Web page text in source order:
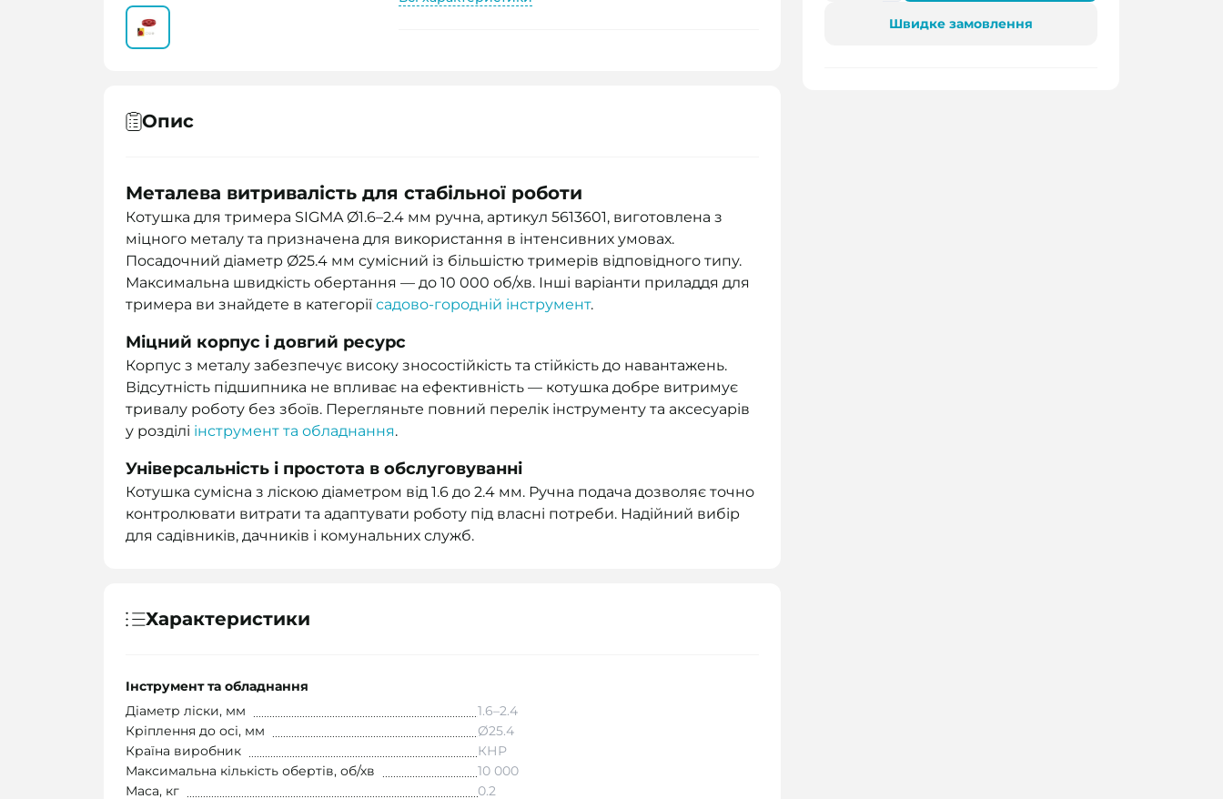
Швидке замовлення
Опис
Металева витривалість для стабільної роботи
Котушка для тримера SIGMA Ø1.6–2.4 мм ручна, артикул 5613601, виготовлена з
міцного металу та призначена для використання в інтенсивних умовах.
Посадочний діаметр Ø25.4 мм сумісний із більшістю тримерів відповідного типу.
Максимальна швидкість обертання — до 10 000 об/хв. Інші варіанти приладдя для
тримера ви знайдете в категорії садово-городній інструмент.
Міцний корпус і довгий ресурс
Корпус з металу забезпечує високу зносостійкість та стійкість до навантажень.
Відсутність підшипника не впливає на ефективність — котушка добре витримує
тривалу роботу без збоїв. Перегляньте повний перелік інструменту та аксесуарів
у розділі інструмент та обладнання.
Універсальність і простота в обслуговуванні
Котушка сумісна з ліскою діаметром від 1.6 до 2.4 мм. Ручна подача дозволяє точно
контролювати витрати та адаптувати роботу під власні потреби. Надійний вибір
для садівників, дачників і комунальних служб.
Характеристики
Інструмент та обладнання
Діаметр ліски, мм
1.6–2.4
Кріплення до осі, мм
Ø25.4
Країна виробник
КНР
Максимальна кількість обертів, об/хв
10 000
Маса, кг
0.2